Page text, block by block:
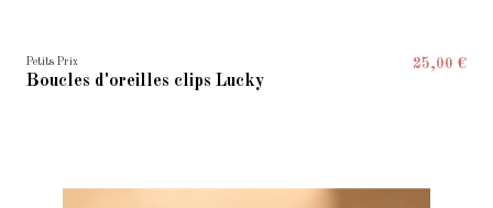
Petits Prix
Boucles d'oreilles clips Lucky
25,00 €